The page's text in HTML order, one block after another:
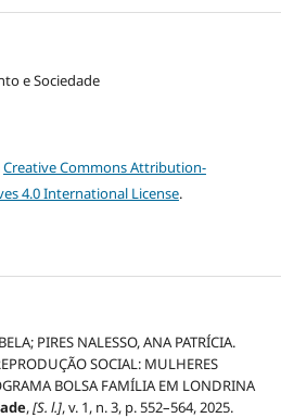
e Sociedade
Creative Commons Attribution-
4.0 International License.
PIRES NALESSO, ANA PATRÍCIA.
SOCIAL: MULHERES
BOLSA FAMÍLIA EM LONDRINA
,[S. l.], v. 1, n. 3, p. 552–564, 2025.